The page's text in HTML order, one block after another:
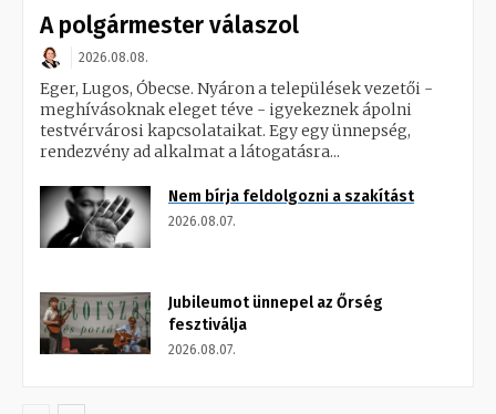
A polgármester válaszol
2026.08.08.
Eger, Lugos, Óbecse. Nyáron a települések vezetői -
meghívásoknak eleget téve - igyekeznek ápolni
testvérvárosi kapcsolataikat. Egy egy ünnepség,
rendezvény ad alkalmat a látogatásra...
Nem bírja feldolgozni a szakítást
2026.08.07.
Jubileumot ünnepel az Őrség
fesztiválja
2026.08.07.